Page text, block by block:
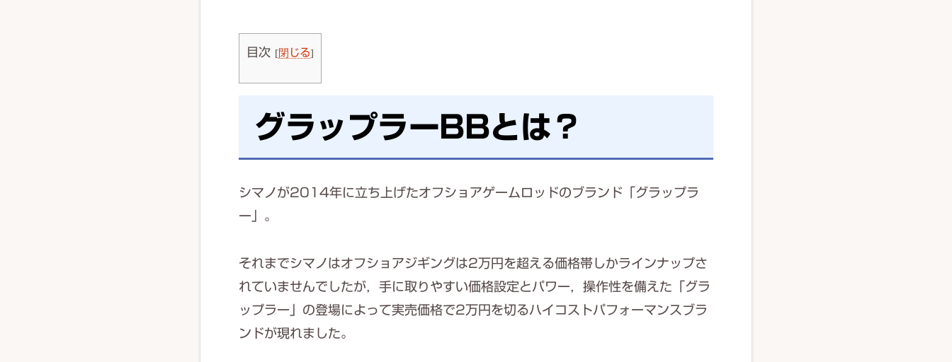
目次 [閉じる]
グラップラーBBとは？
シマノが2014年に立ち上げたオフショアゲームロッドのブランド「グラップラ
ー」。
それまでシマノはオフショアジギングは2万円を超える価格帯しかラインナップさ
れていませんでしたが，手に取りやすい価格設定とパワー，操作性を備えた「グラ
ップラー」の登場によって実売価格で2万円を切るハイコストパフォーマンスブラ
ンドが現れました。